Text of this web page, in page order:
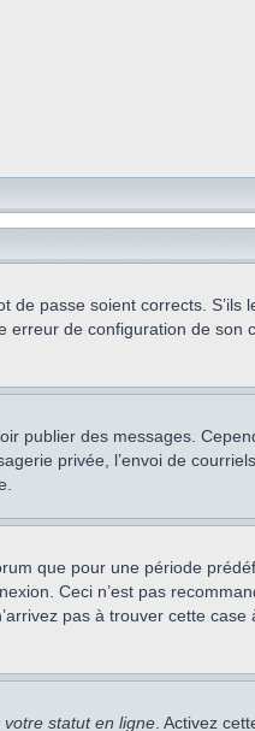
passe soient corrects. S’ils
de configuration de son
publier des messages.
privée, l’envoi de
que pour une période
Ceci n’est pas
pas à trouver cette case
votre statut en ligne . Activez